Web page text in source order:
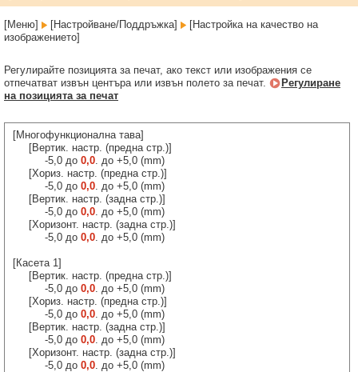
[Меню] [Настройване/Поддръжка]
[Настройка на качество на
изображението]
Регулирайте позицията за печат, ако текст или изображения се
отпечатват извън центъра или извън полето за печат.
Регулиране
на позицията за печат
[Многофункционална тава]
[Вертик. настр. (предна стр.)]
-5,0 до 0,0. до +5,0 (mm)
[Хориз. настр. (предна стр.)]
-5,0 до 0,0. до +5,0 (mm)
[Вертик. настр. (задна стр.)]
-5,0 до 0,0. до +5,0 (mm)
[Хоризонт. настр. (задна стр.)]
-5,0 до 0,0. до +5,0 (mm)
[Касета 1]
[Вертик. настр. (предна стр.)]
-5,0 до 0,0. до +5,0 (mm)
[Хориз. настр. (предна стр.)]
-5,0 до 0,0. до +5,0 (mm)
[Вертик. настр. (задна стр.)]
-5,0 до 0,0. до +5,0 (mm)
[Хоризонт. настр. (задна стр.)]
-5,0 до 0,0. до +5,0 (mm)